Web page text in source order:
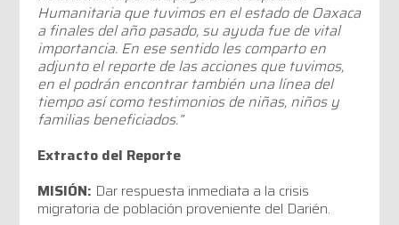
Humanitaria que tuvimos en el estado de Oaxaca
a finales del año pasado, su ayuda fue de vital
importancia. En ese sentido les comparto en
adjunto el reporte de las acciones que tuvimos,
en el podrán encontrar también una línea del
tiempo así como testimonios de niñas, niños y
familias beneficiados.”
Extracto del Reporte
MISIÓN: Dar respuesta inmediata a la crisis
migratoria de población proveniente del Darién.